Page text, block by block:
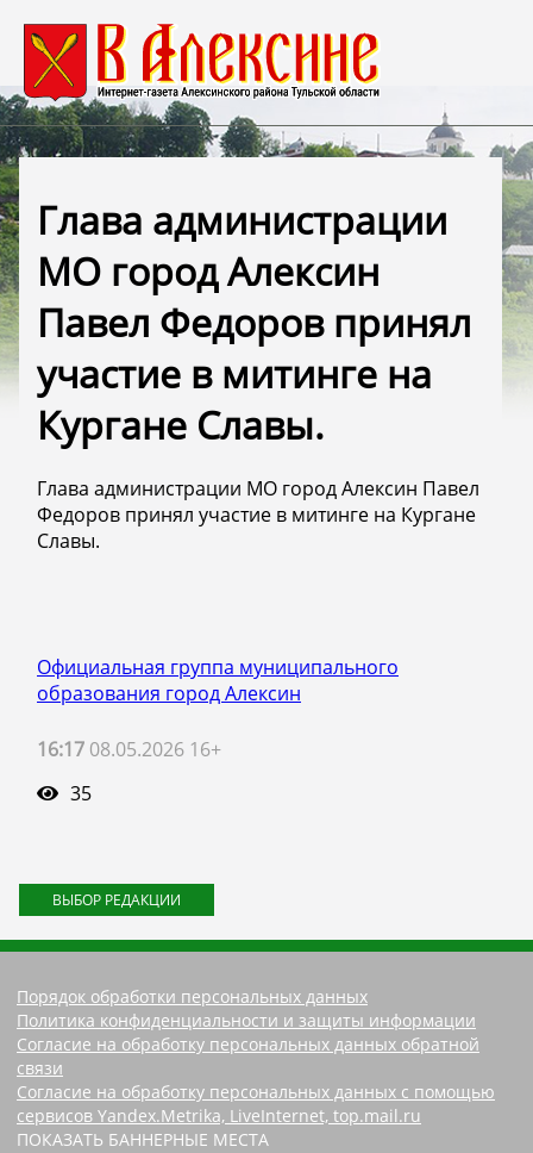
Глава администрации
МО город Алексин
Павел Федоров принял
участие в митинге на
Кургане Славы.
Глава администрации МО город Алексин Павел
Федоров принял участие в митинге на Кургане
Славы.
Официальная группа муниципального
образования город Алексин
16:17 08.05.2026 16+
35
ВЫБОР РЕДАКЦИИ
Порядок обработки персональных данных
Политика конфиденциальности и защиты информации
Согласие на обработку персональных данных обратной
связи
Согласие на обработку персональных данных с помощью
сервисов Yandex.Metrika, LiveInternet, top.mail.ru
ПОКАЗАТЬ БАННЕРНЫЕ МЕСТА